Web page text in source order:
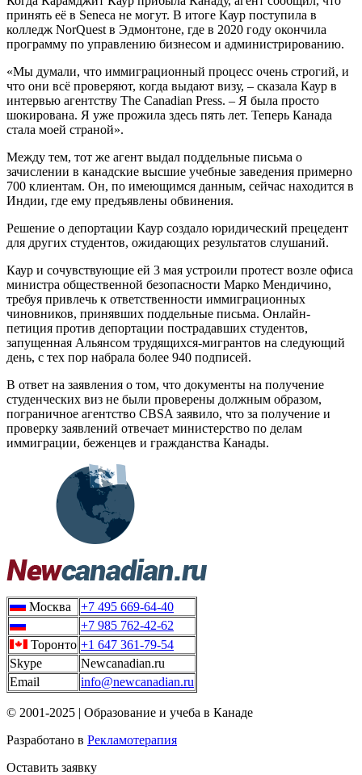
принять её в Seneca не могут. В итоге Каур поступила в
колледж NorQuest в Эдмонтоне, где в 2020 году окончила
программу по управлению бизнесом и администрированию.
«Мы думали, что иммиграционный процесс очень строгий, и
что они всё проверяют, когда выдают визу, – сказала Каур в
интервью агентству The Canadian Press. – Я была просто
шокирована. Я уже прожила здесь пять лет. Теперь Канада
стала моей страной».
Между тем, тот же агент выдал поддельные письма о
зачислении в канадские высшие учебные заведения примерно
700 клиентам. Он, по имеющимся данным, сейчас находится в
Индии, где ему предъявлены обвинения.
Решение о депортации Каур создало юридический прецедент
для других студентов, ожидающих результатов слушаний.
Каур и сочувствующие ей 3 мая устроили протест возле офиса
министра общественной безопасности Марко Мендичино,
требуя привлечь к ответственности иммиграционных
чиновников, принявших поддельные письма. Онлайн-
петиция против депортации пострадавших студентов,
запущенная Альянсом трудящихся-мигрантов на следующий
день, с тех пор набрала более 940 подписей.
В ответ на заявления о том, что документы на получение
студенческих виз не были проверены должным образом,
пограничное агентство CBSA заявило, что за получение и
проверку заявлений отвечает министерство по делам
иммиграции, беженцев и гражданства Канады.
Москва
+7 495 669-64-40
+7 985 762-42-62
Торонто +1 647 361-79-54
Skype
Newcanadian.ru
Email
info@newcanadian.ru
© 2001-2025 | Образование и учеба в Канаде
Разработано в Рекламотерапия
Оставить заявку